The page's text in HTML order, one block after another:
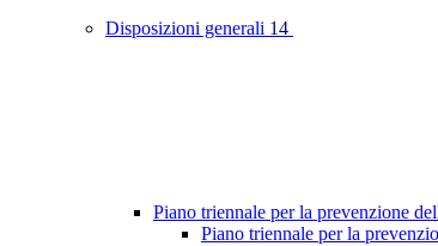
Disposizioni generali 14
Piano triennale per la prevenzione
Piano triennale per la